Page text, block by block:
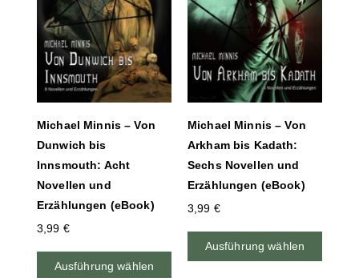
Michael Minnis – Von
Dunwich bis
Innsmouth: Acht
Novellen und
Erzählungen (eBook)
3,99 €
Ausführung wählen
Michael Minnis – Von
Arkham bis Kadath:
Sechs Novellen und
Erzählungen (eBook)
3,99 €
Ausführung wählen